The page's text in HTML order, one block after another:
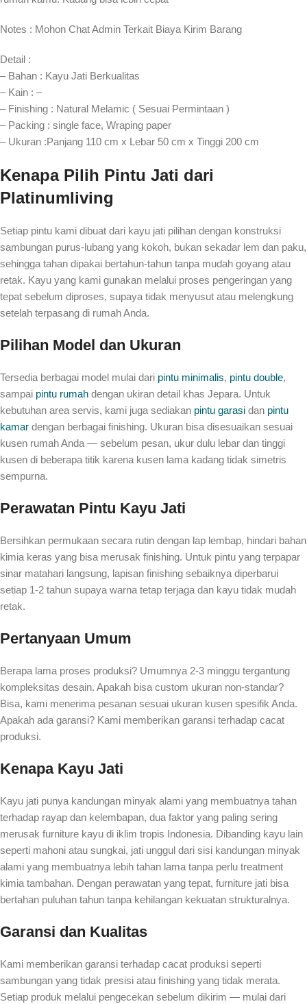
Notes : Mohon Chat Admin Terkait Biaya Kirim Barang
Detail :
– Bahan : Kayu Jati Berkualitas
– Kain : –
– Finishing : Natural Melamic ( Sesuai Permintaan )
– Packing : single face, Wraping paper
– Ukuran :Panjang 110 cm x Lebar 50 cm x Tinggi 200 cm
Kenapa Pilih Pintu Jati dari
Platinumliving
Setiap pintu kami dibuat dari kayu jati pilihan dengan konstruksi
sambungan purus-lubang yang kokoh, bukan sekadar lem dan paku,
sehingga tahan dipakai bertahun-tahun tanpa mudah goyang atau
retak. Kayu yang kami gunakan melalui proses pengeringan yang
tepat sebelum diproses, supaya tidak menyusut atau melengkung
setelah terpasang di rumah Anda.
Pilihan Model dan Ukuran
Tersedia berbagai model mulai dari pintu minimalis, pintu double,
sampai pintu rumah dengan ukiran detail khas Jepara. Untuk
kebutuhan area servis, kami juga sediakan pintu garasi dan pintu
kamar dengan berbagai finishing. Ukuran bisa disesuaikan sesuai
kusen rumah Anda — sebelum pesan, ukur dulu lebar dan tinggi
kusen di beberapa titik karena kusen lama kadang tidak simetris
sempurna.
Perawatan Pintu Kayu Jati
Bersihkan permukaan secara rutin dengan lap lembap, hindari bahan
kimia keras yang bisa merusak finishing. Untuk pintu yang terpapar
sinar matahari langsung, lapisan finishing sebaiknya diperbarui
setiap 1-2 tahun supaya warna tetap terjaga dan kayu tidak mudah
retak.
Pertanyaan Umum
Berapa lama proses produksi? Umumnya 2-3 minggu tergantung
kompleksitas desain. Apakah bisa custom ukuran non-standar?
Bisa, kami menerima pesanan sesuai ukuran kusen spesifik Anda.
Apakah ada garansi? Kami memberikan garansi terhadap cacat
produksi.
Kenapa Kayu Jati
Kayu jati punya kandungan minyak alami yang membuatnya tahan
terhadap rayap dan kelembapan, dua faktor yang paling sering
merusak furniture kayu di iklim tropis Indonesia. Dibanding kayu lain
seperti mahoni atau sungkai, jati unggul dari sisi kandungan minyak
alami yang membuatnya lebih tahan lama tanpa perlu treatment
kimia tambahan. Dengan perawatan yang tepat, furniture jati bisa
bertahan puluhan tahun tanpa kehilangan kekuatan strukturalnya.
Garansi dan Kualitas
Kami memberikan garansi terhadap cacat produksi seperti
sambungan yang tidak presisi atau finishing yang tidak merata.
Setiap produk melalui pengecekan sebelum dikirim — mulai dari